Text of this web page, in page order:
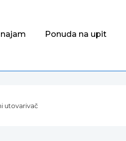
Ponuda na upit
utovarivač